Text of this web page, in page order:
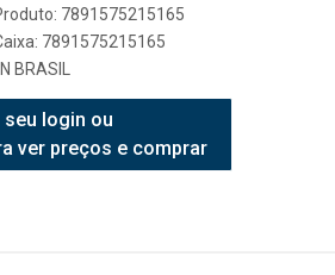
7891575215165
7891575215165
BRASIL
seu login ou
ver preços e comprar